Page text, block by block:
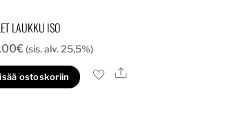
LAUKKU ISO
€ (sis. alv. 25,5%)
ostoskoriin Ale